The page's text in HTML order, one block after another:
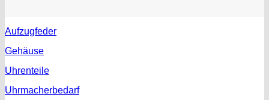
Aufzugfeder
Gehäuse
Uhrenteile
Uhrmacherbedarf